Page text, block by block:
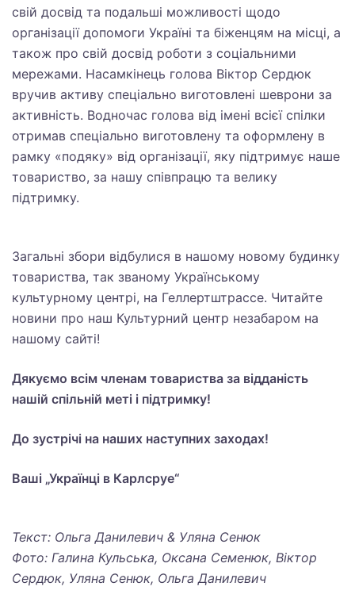
свій досвід та подальші можливості щодо
організації допомоги Україні та біженцям на місці, а
також про свій досвід роботи з соціальними
мережами. Насамкінець голова Віктор Сердюк
вручив активу спеціально виготовлені шеврони за
активність. Водночас голова від імені всієї спілки
отримав спеціально виготовлену та оформлену в
рамку «подяку» від організації, яку підтримує наше
товариство, за нашу співпрацю та велику
підтримку.
Загальні збори відбулися в нашому новому будинку
товариства, так званому Українському
культурному центрі, на Геллертштрассе. Читайте
новини про наш Культурний центр незабаром на
нашому сайті!
Дякуємо всім членам товариства за відданість
нашій спільній меті і підтримку!
До зустрічі на наших наступних заходах!
Ваші „Українці в Карлсруе“
Текст: Ольга Данилевич & Уляна Сенюк
Фото: Галина Кульська, Оксана Семенюк, Віктор
Сердюк, Уляна Сенюк, Ольга Данилевич